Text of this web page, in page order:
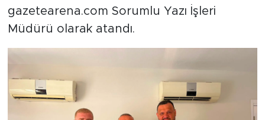
gazetearena.com Sorumlu Yazı İşleri
Müdürü olarak atandı.